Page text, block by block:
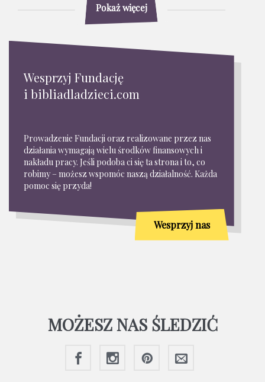
Pokaż więcej
Wesprzyj Fundację
i bibliadladzieci.com
Prowadzenie Fundacji oraz realizowane przez nas
działania wymagają wielu środków finansowych i
nakładu pracy. Jeśli podoba ci się ta strona i to, co
robimy – możesz wspomóc naszą działalność. Każda
pomoc się przyda!
Wesprzyj nas
MOŻESZ NAS ŚLEDZIĆ